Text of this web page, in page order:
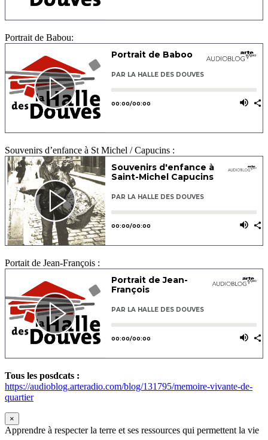
Portrait de Babou:
Souvenirs d’enfance à St Michel / Capucins :
Portait de Jean-François :
Tous les posdcats :
https://audioblog.arteradio.com/blog/131795/memoire-vivante-de-
quartier
×
Apprendre à respecter la terre et ses ressources qui permettent la vie